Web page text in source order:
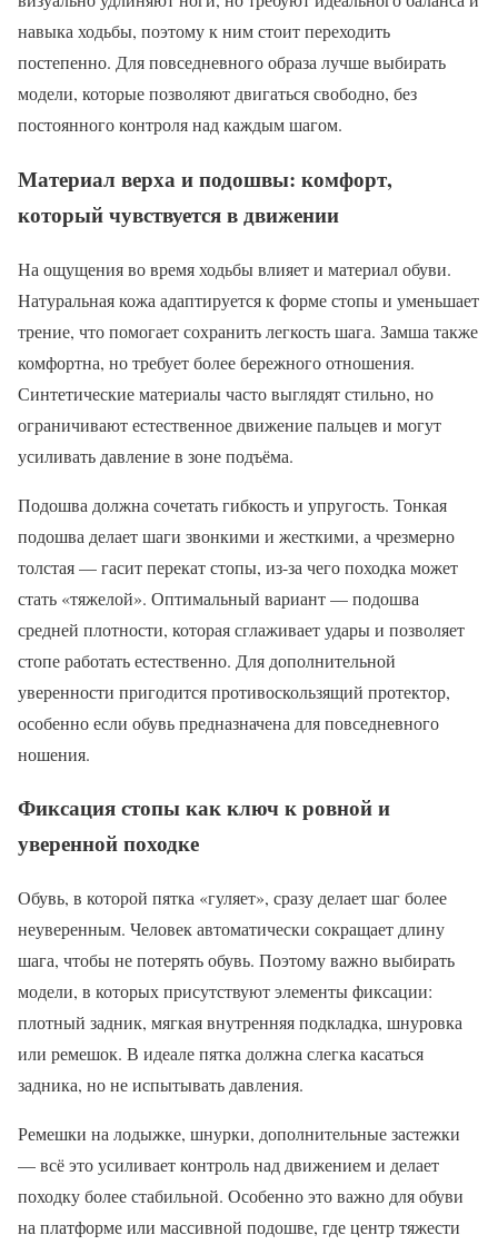
навыка ходьбы, поэтому к ним стоит переходить
постепенно. Для повседневного образа лучше выбирать
модели, которые позволяют двигаться свободно, без
постоянного контроля над каждым шагом.
Материал верха и подошвы: комфорт,
который чувствуется в движении
На ощущения во время ходьбы влияет и материал обуви.
Натуральная кожа адаптируется к форме стопы и уменьшает
трение, что помогает сохранить легкость шага. Замша также
комфортна, но требует более бережного отношения.
Синтетические материалы часто выглядят стильно, но
ограничивают естественное движение пальцев и могут
усиливать давление в зоне подъёма.
Подошва должна сочетать гибкость и упругость. Тонкая
подошва делает шаги звонкими и жесткими, а чрезмерно
толстая — гасит перекат стопы, из-за чего походка может
стать «тяжелой». Оптимальный вариант — подошва
средней плотности, которая сглаживает удары и позволяет
стопе работать естественно. Для дополнительной
уверенности пригодится противоскользящий протектор,
особенно если обувь предназначена для повседневного
ношения.
Фиксация стопы как ключ к ровной и
уверенной походке
Обувь, в которой пятка «гуляет», сразу делает шаг более
неуверенным. Человек автоматически сокращает длину
шага, чтобы не потерять обувь. Поэтому важно выбирать
модели, в которых присутствуют элементы фиксации:
плотный задник, мягкая внутренняя подкладка, шнуровка
или ремешок. В идеале пятка должна слегка касаться
задника, но не испытывать давления.
Ремешки на лодыжке, шнурки, дополнительные застежки
— всё это усиливает контроль над движением и делает
походку более стабильной. Особенно это важно для обуви
на платформе или массивной подошве, где центр тяжести